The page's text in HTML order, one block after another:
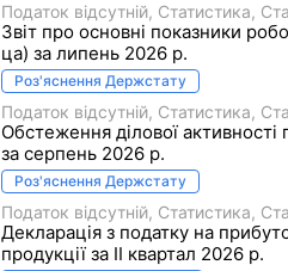
Податок відсутній Статистика
Звіт про основні показники
ца) за липень 2026 р.
Роз'яснення Держстату
Податок відсутній Статистика
Обстеження ділової
за серпень 2026 р.
Роз'яснення Держстату
Податок відсутній Статистика
Декларація з податку на
продукції за II квартал 2026 р.